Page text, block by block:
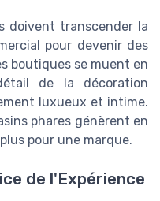
doivent transcender la
pour devenir des
boutiques se muent en
de la décoration
luxueux et intime.
phares génèrent en
pour une marque.
de l'Expérience